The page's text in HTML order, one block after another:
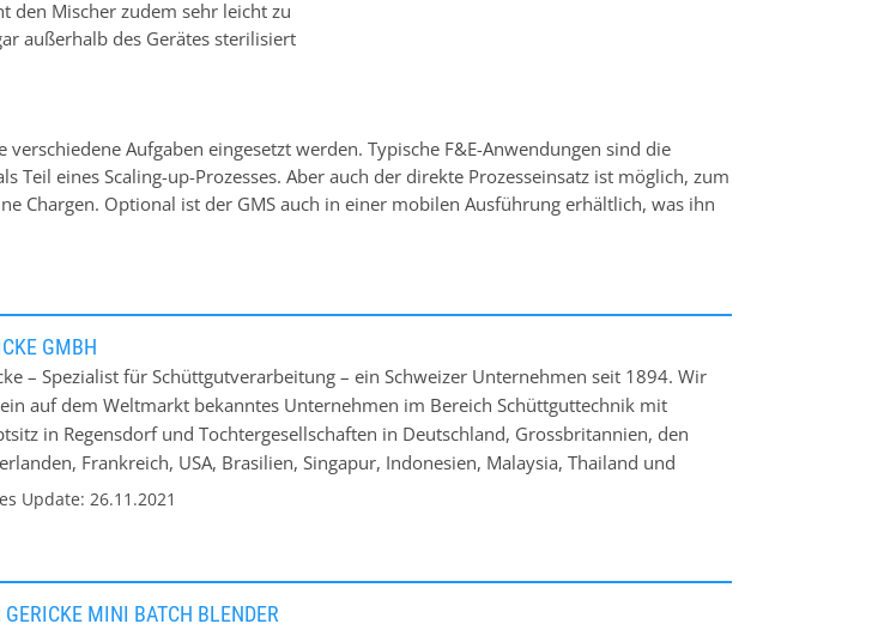
den Mischer zudem sehr leicht zu
außerhalb des Gerätes sterilisiert
Aufgaben eingesetzt werden. Typische F&E-Anwendungen sind die
Teil eines Scaling-up-Prozesses. Aber auch der direkte Prozesseinsatz ist möglich, zum
Chargen. Optional ist der GMS auch in einer mobilen Ausführung erhältlich, was ihn
GMBH
– Spezialist für Schüttgutverarbeitung – ein Schweizer Unternehmen seit 1894. Wir
auf dem Weltmarkt bekanntes Unternehmen im Bereich Schüttguttechnik mit
in Regensdorf und Tochtergesellschaften in Deutschland, Grossbritannien, den
Frankreich, USA, Brasilien, Singapur, Indonesien, Malaysia, Thailand und
Wir stellen Maschinen und Anlagen für verfahrenstechnische Prozesse her,
und Pharma.
Update: 26.11.2021
GERICKE MINI BATCH BLENDER